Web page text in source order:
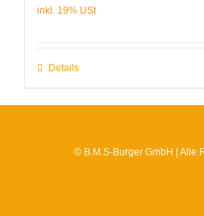
Details
© B.M.S-Burger GmbH | Alle